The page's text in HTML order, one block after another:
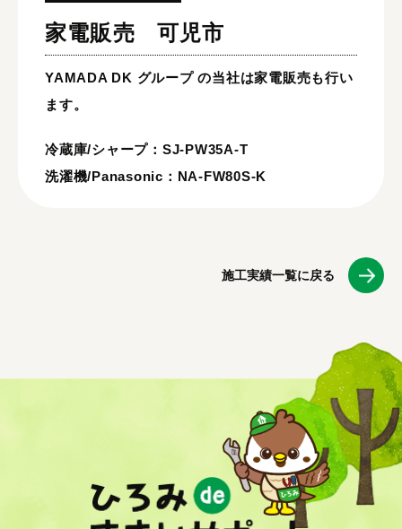
家電販売 可児市
YAMADA DK グループ の当社は家電販売も行い
ます。
冷蔵庫/シャープ：SJ-PW35A-T
洗濯機/Panasonic：NA-FW80S-K
施工実績一覧に戻る